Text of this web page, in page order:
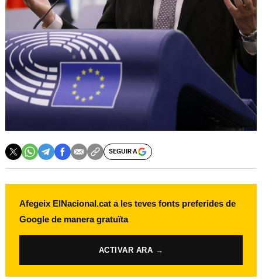
SEGUIR A
Afegeix ElNacional.cat a les teves fonts preferides de
Google de manera gratuïta
ACTIVAR ARA →